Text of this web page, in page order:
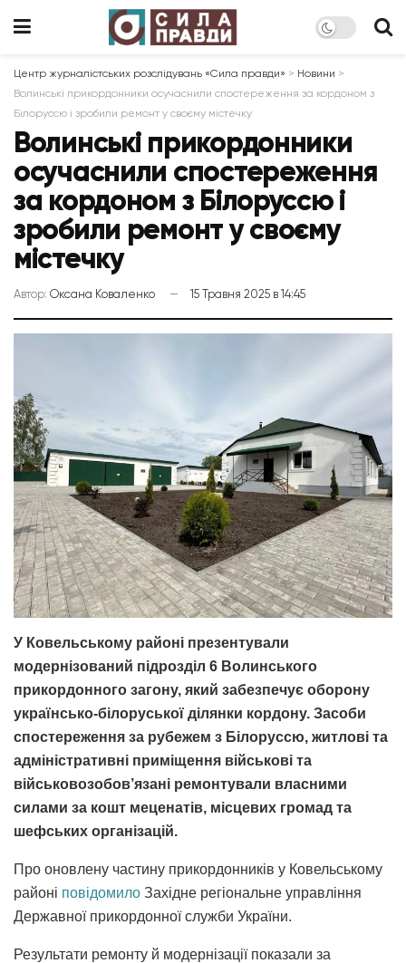
Центр журналістських розслідувань «Сила правди» > Новини >
Волинські прикордонники осучаснили спостереження за кордоном з
Білоруссю і зробили ремонт у своєму містечку
Волинські прикордонники
осучаснили спостереження
за кордоном з Білоруссю і
зробили ремонт у своєму
містечку
Автор: Оксана Коваленко 15 Травня 2025 в 14:45
У Ковельському районі презентували
модернізований підрозділ 6 Волинського
прикордонного загону, який забезпечує оборону
українсько-білоруської ділянки кордону. Засоби
спостереження за рубежем з Білоруссю, житлові та
адміністративні приміщення військові та
військовозобов’язані ремонтували власними
силами за кошт меценатів, місцевих громад та
шефських організацій.
Про оновлену частину прикордонників у Ковельському
районі повідомило Західне регіональне управління
Державної прикордонної служби України.
Результати ремонту й модернізації показали за